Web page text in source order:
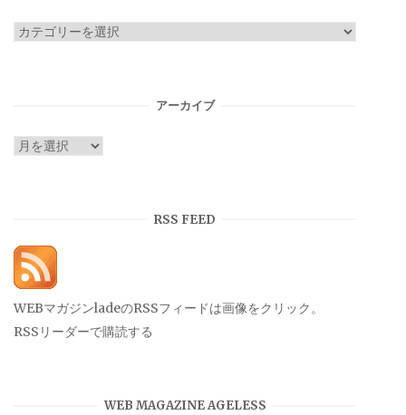
カ
アーカイブ
ア
RSS FEED
WEBマガジンladeのRSSフィードは画像をクリック。
RSSリーダーで購読する
WEB MAGAZINE AGELESS